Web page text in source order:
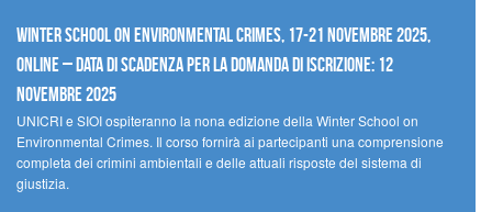
Winter School on Environmental Crimes, 17-21 novembre 2025,
Online – Data di scadenza per la domanda di iscrizione: 12
novembre 2025
UNICRI e SIOI ospiteranno la nona edizione della Winter School on
Environmental Crimes. Il corso fornirà ai partecipanti una comprensione
completa dei crimini ambientali e delle attuali risposte del sistema di
giustizia.